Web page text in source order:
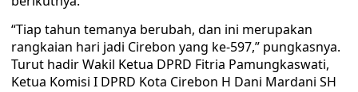
“Tiap tahun temanya berubah, dan ini merupakan
rangkaian hari jadi Cirebon yang ke-597,” pungkasnya.
Turut hadir Wakil Ketua DPRD Fitria Pamungkaswati,
Ketua Komisi I DPRD Kota Cirebon H Dani Mardani SH